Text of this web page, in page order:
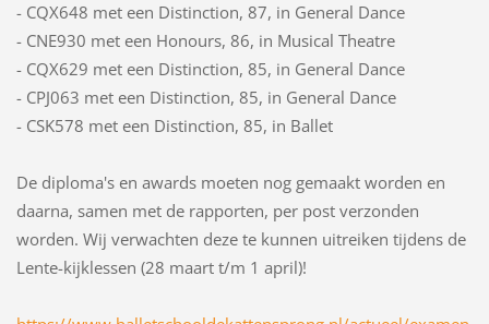
- CQX648 met een Distinction, 87, in General Dance
- CNE930 met een Honours, 86, in Musical Theatre
- CQX629 met een Distinction, 85, in General Dance
- CPJ063 met een Distinction, 85, in General Dance
- CSK578 met een Distinction, 85, in Ballet
De diploma's en awards moeten nog gemaakt worden en
daarna, samen met de rapporten, per post verzonden
worden. Wij verwachten deze te kunnen uitreiken tijdens de
Lente-kijklessen (28 maart t/m 1 april)!